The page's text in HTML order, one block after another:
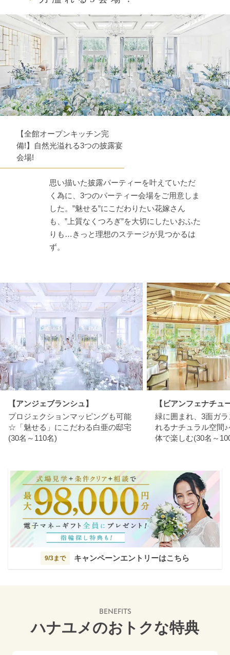
【全館オープンキッチン完
備!】自然光溢れる3つの披露宴
会場!
思い描いた披露パーティーを叶えていただ
く為に、3つのパーティー会場をご用意しま
した。”魅せる”にこだわりたい花嫁さん
も、”上質なくつろぎ”を大切にしたいおふた
りも…きっと理想のステージが見つかるは
ず。
【アンジェブランシュ】
プロジェクションマッピングも可能
☆「魅せる」にこだわる白亜の邸宅
(30名～110名)
【ビアンフェナチュ
緑に囲まれ、3面ガ
れるナチュラル空間
体で楽しむ(30名～
9/3まで キャンペーンエントリーはこちら
BENEFITS
ハナユメのおトクな特典